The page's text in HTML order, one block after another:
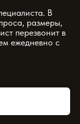
В
размеры,
перезвонит в
ежедневно с